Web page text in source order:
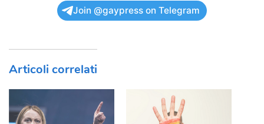
Join @gaypress on Telegram
Articoli correlati